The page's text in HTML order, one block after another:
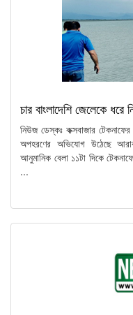
চার বাংলাদেশি জেলেকে
নিউজ ডেস্কঃ কক্সবাজার
অপহরণের অভিযোগ উঠেছে
আনুমানিক বেলা ১১টা দিকে
...